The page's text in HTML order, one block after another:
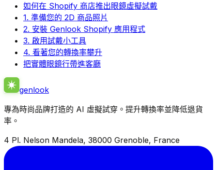
如何在 Shopify 商店推出眼鏡虛擬試戴
1. 準備您的 2D 商品照片
2. 安裝 Genlook Shopify 應用程式
3. 啟用試戴小工具
4. 看著您的轉換率攀升
把實體眼鏡行帶進客廳
genlook
專為時尚品牌打造的 AI 虛擬試穿。提升轉換率並降低退貨
率。
4 Pl. Nelson Mandela, 38000 Grenoble, France